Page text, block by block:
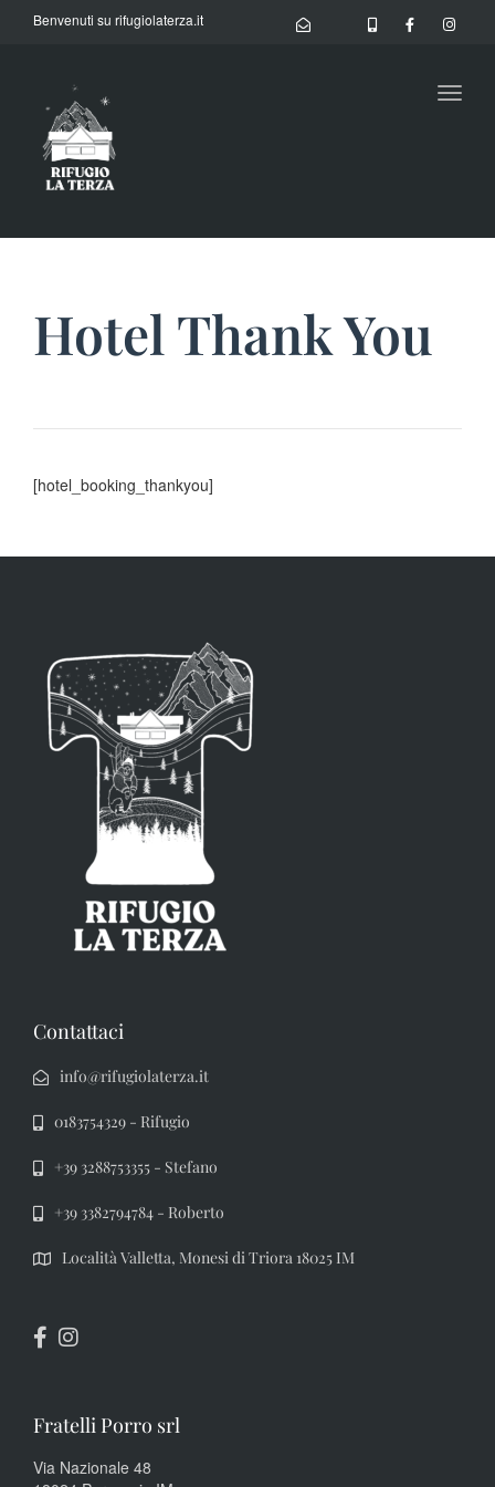
Benvenuti su rifugiolaterza.it
Toggle
Hotel Thank You
[hotel_booking_thankyou]
Contattaci
info@rifugiolaterza.it
0183754329 - Rifugio
+39 3288753355 - Stefano
+39 3382794784 - Roberto
Località Valletta, Monesi di Triora 18025 IM
Fratelli Porro srl
Via Nazionale 48